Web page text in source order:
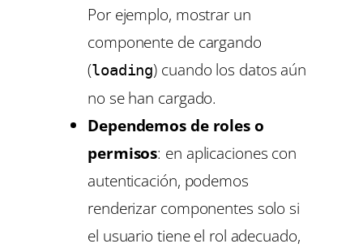
Por ejemplo, mostrar un
componente de cargando
(loading) cuando los datos aún
no se han cargado.
Dependemos de roles o
permisos: en aplicaciones con
autenticación, podemos
renderizar componentes solo si
el usuario tiene el rol adecuado,